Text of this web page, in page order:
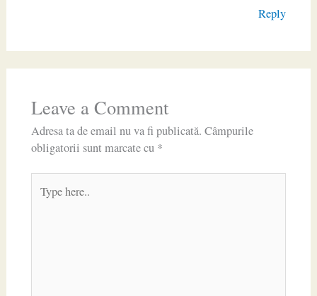
Reply
Leave a Comment
Adresa ta de email nu va fi publicată. Câmpurile
obligatorii sunt marcate cu *
here..